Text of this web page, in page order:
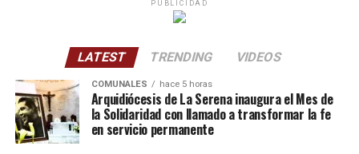
PUBLICIDAD
LATEST TRENDING VIDEOS
COMUNALES hace 5 horas
Arquidiócesis de La Serena inaugura el Mes de
la Solidaridad con llamado a transformar la fe
en servicio permanente